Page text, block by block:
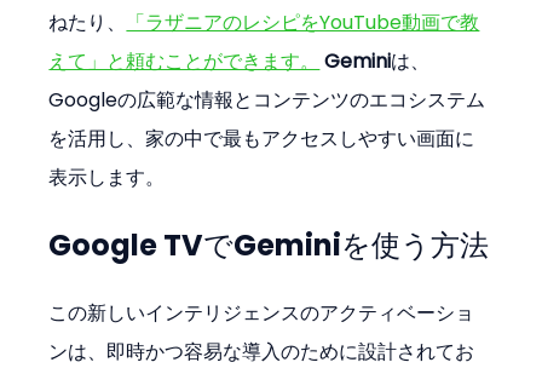
ねたり、
「ラザニアのレシピをYouTube動画で教
えて」と頼むことができます。
Geminiは、
Googleの広範な情報とコンテンツのエコシステム
を活用し、家の中で最もアクセスしやすい画面に
表示します。
Google TVでGeminiを使う方法
この新しいインテリジェンスのアクティベーショ
ンは、即時かつ容易な導入のために設計されてお